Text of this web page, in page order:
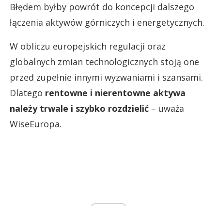
Błędem byłby powrót do koncepcji dalszego
łączenia aktywów górniczych i energetycznych.
W obliczu europejskich regulacji oraz
globalnych zmian technologicznych stoją one
przed zupełnie innymi wyzwaniami i szansami.
Dlatego rentowne i nierentowne aktywa
należy trwale i szybko rozdzielić – uważa
WiseEuropa.